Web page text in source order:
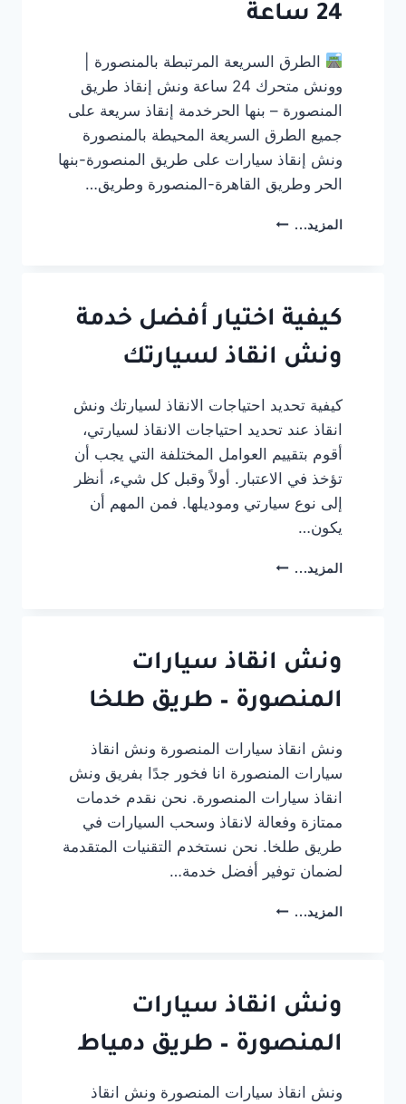
24 ساعة
الطرق السريعة المرتبطة بالمنصورة |
وونش متحرك 24 ساعة ونش إنقاذ طريق
المنصورة – بنها الحرخدمة إنقاذ سريعة على
جميع الطرق السريعة المحيطة بالمنصورة
ونش إنقاذ سيارات على طريق المنصورة-بنها
الحر وطريق القاهرة-المنصورة وطريق…
المزيد... ونش
الحر
|
وونش
متحرك
السريع
24
ساعة
كيفية اختيار أفضل خدمة
ونش انقاذ لسيارتك
كيفية تحديد احتياجات الانقاذ لسيارتك ونش
انقاذ عند تحديد احتياجات الانقاذ لسيارتي،
أقوم بتقييم العوامل المختلفة التي يجب أن
تؤخذ في الاعتبار. أولاً وقبل كل شيء، أنظر
إلى نوع سيارتي وموديلها. فمن المهم أن
يكون…
المزيد... كيفية
انقاذ
لسيارتك
ونش انقاذ سيارات
المنصورة – طريق طلخا
ونش انقاذ سيارات المنصورة ونش انقاذ
سيارات المنصورة انا فخور جدًا بفريق ونش
انقاذ سيارات المنصورة. نحن نقدم خدمات
ممتازة وفعالة لانقاذ وسحب السيارات في
طريق طلخا. نحن نستخدم التقنيات المتقدمة
لضمان توفير أفضل خدمة…
المزيد... ونش
طريق
طلخا
ونش انقاذ سيارات
المنصورة – طريق دمياط
ونش انقاذ سيارات المنصورة ونش انقاذ